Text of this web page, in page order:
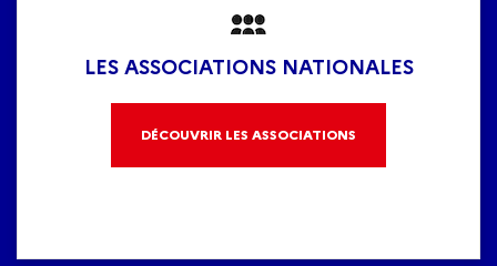
LES ASSOCIATIONS NATIONALES
DÉCOUVRIR LES ASSOCIATIONS